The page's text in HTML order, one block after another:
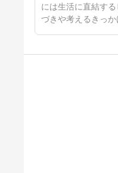
には生活に直結す
づきや考えるきっか